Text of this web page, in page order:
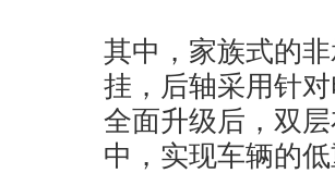
其中，家族式的
挂，后轴采用针
全面升级后，双
中，实现车辆的低